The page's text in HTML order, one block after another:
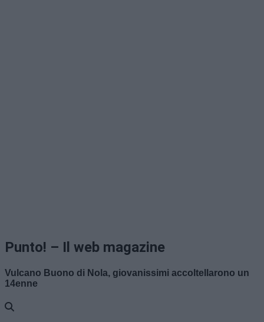
Punto! – Il web magazine
Vulcano Buono di Nola, giovanissimi accoltellarono un
14enne